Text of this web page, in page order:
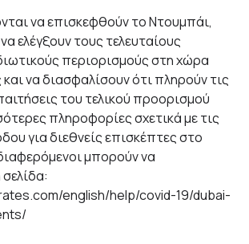
να επισκεφθούν το Ντουμπάι,
ελέγξουν τους τελευταίους
περιορισμούς στη χώρα
να διασφαλίσουν ότι πληρούν τις
του τελικού προορισμού
πληροφορίες σχετικά με τις
για διεθνείς επισκέπτες στο
μπορούν να
:
english/help/covid-19/dubai-